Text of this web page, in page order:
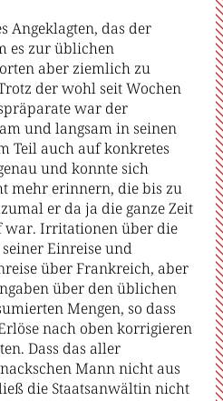
Angeklagten, das der
es zur üblichen
aber ziemlich zu
der wohl seit Wochen
war der
und langsam in seinen
Teil auch auf konkretes
und konnte sich
mehr erinnern, die bis zu
er da ja die ganze Zeit
Irritationen über die
Einreise und
über Frankreich, aber
über den üblichen
Mengen, so dass
nach oben korrigieren
Dass das aller
Mann nicht aus
die Staatsanwältin nicht